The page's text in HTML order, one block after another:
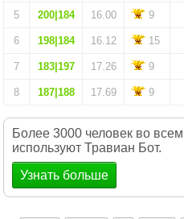
5 200|184 16.00 9
6 198|184 16.12 15
7 183|197 17.26 9
8 187|188 17.69 9
Более 3000 человек во
используют Травиан Бот.
Узнать больше